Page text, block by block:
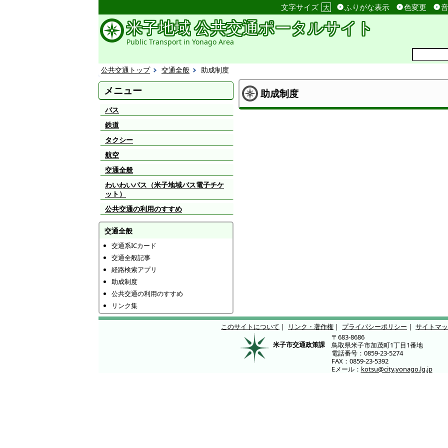
文字サイズ 大 ふりがな表示 色変更
米子地域 公共交通ポータルサイト
Public Transport in Yonago Area
公共交通トップ 交通全般 助成制度
メニュー
バス
鉄道
タクシー
航空
交通全般
わいわいパス（米子地域バス電子チケ
ット）
公共交通の利用のすすめ
交通全般
交通系ICカード
交通全般記事
経路検索アプリ
助成制度
公共交通の利用のすすめ
リンク集
助成制度
このサイトについて | リンク・著作権 | プライバシーポリシー | サイトマ
米子市交通政策課
〒683-8686
鳥取県米子市加茂町1丁目1番地
電話番号：0859-23-5274
FAX：0859-23-5392
Eメール： kotsu@city.yonago.lg.jp